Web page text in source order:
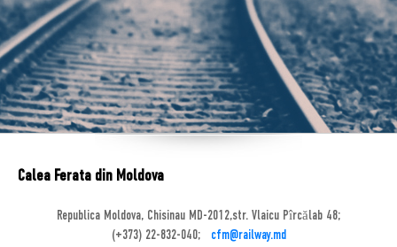
Calea Ferata din Moldova
Republica Moldova, Chisinau MD-2012,str. Vlaicu Pîrcălab 48;
(+373) 22-832-040;
cfm@railway.md